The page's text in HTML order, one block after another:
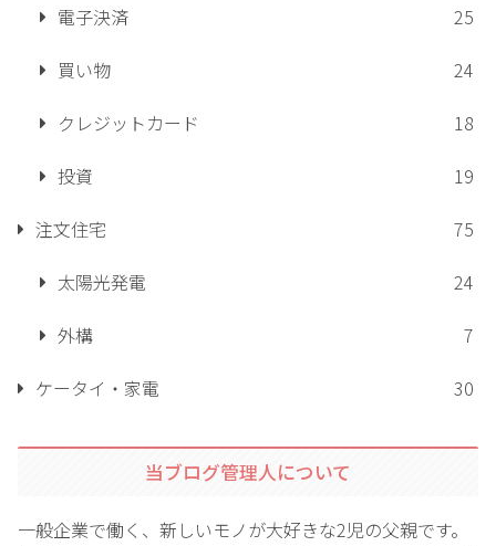
電子決済
25
買い物
24
クレジットカード
18
投資
19
注文住宅
75
太陽光発電
24
外構
7
ケータイ・家電
30
当ブログ管理人について
一般企業で働く、新しいモノが大好きな2児の父親です。